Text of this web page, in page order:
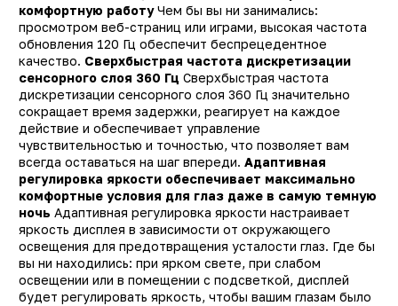
комфортную работуЧем бы вы ни занимались:
просмотром веб-страниц или играми, высокая частота
обновления 120 Гц обеспечит беспрецедентное
качество. Сверхбыстрая частота дискретизации
сенсорного слоя 360 Гц Сверхбыстрая частота
дискретизации сенсорного слоя 360 Гц значительно
сокращает время задержки, реагирует на каждое
действие и обеспечивает управление
чувствительностью и точностью, что позволяет вам
всегда оставаться на шаг впереди. Адаптивная
регулировка яркости обеспечивает максимально
комфортные условия для глаз даже в самую темную
ночь Адаптивная регулировка яркости настраивает
яркость дисплея в зависимости от окружающего
освещения для предотвращения усталости глаз. Где бы
вы ни находились: при ярком свете, при слабом
освещении или в помещении с подсветкой, дисплей
будет регулировать яркость, чтобы вашим глазам было
данные
цвета
12224,
память
11412, 11413,
Poco X4
система
Android
LTE (4G)
сеть
SIM-карт
память
128